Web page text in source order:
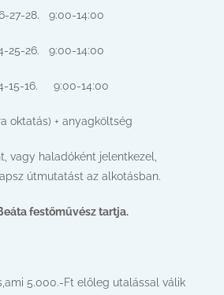
28. 9:00-14:00
26. 9:00-14:00
15-16. 9:00-14:00
oktatás) + anyagköltség
vagy haladóként jelentkezel,
útmutatást az alkotásban.
festőművész tartja.
5.000.-Ft előleg utalással válik